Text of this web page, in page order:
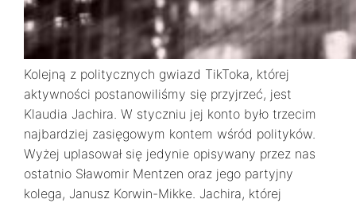
Kolejną z politycznych gwiazd TikToka, której
aktywności postanowiliśmy się przyjrzeć, jest
Klaudia Jachira. W styczniu jej konto było trzecim
najbardziej zasięgowym kontem wśród polityków.
Wyżej uplasował się jedynie opisywany przez nas
ostatnio Sławomir Mentzen oraz jego partyjny
kolega, Janusz Korwin-Mikke. Jachira, której